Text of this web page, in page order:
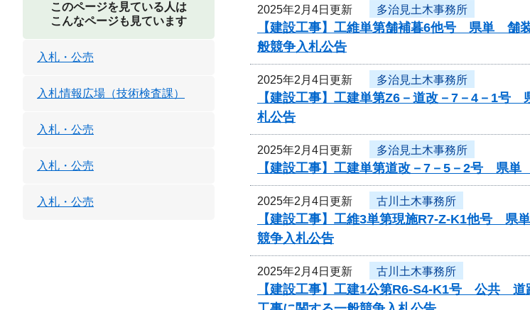
2025年2月4日更新 多治見土木事務所
【建設工事】工維単第舗補暮6他号 県単 舗
般競争入札公告
2025年2月4日更新 多治見土木事務所
【建設工事】工建単第Z6－道改－7－4－1
札公告
2025年2月4日更新 多治見土木事務所
【建設工事】工建単第道改－7－5－2号 県
2025年2月4日更新 古川土木事務所
【建設工事】工維3単第現施R7-Z-K1他号 県
競争入札公告
2025年2月4日更新 古川土木事務所
【建設工事】工建1公第R6-S4-K1号 公共 道
このページを見ている人は
こんなページも見ています
入札・公売
入札情報広場（技術検査課）
入札・公売
入札・公売
入札・公売